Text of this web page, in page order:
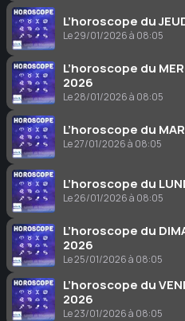
L’horoscope du
Le 29/01/2026 à 08:05
L’horoscope du
2026
Le 28/01/2026 à 08:05
L’horoscope du
Le 27/01/2026 à 08:05
L’horoscope du
Le 26/01/2026 à 08:05
L’horoscope du
2026
Le 25/01/2026 à 08:05
L’horoscope du
2026
Le 23/01/2026 à 08:05